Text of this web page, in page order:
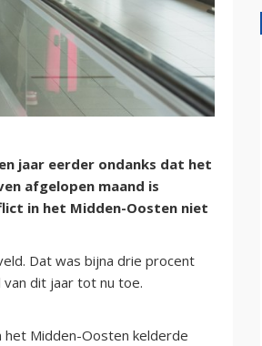
jaar eerder ondanks dat het
afgelopen maand is
in het Midden-Oosten niet
Dat was bijna drie procent
dit jaar tot nu toe.
het Midden-Oosten kelderde